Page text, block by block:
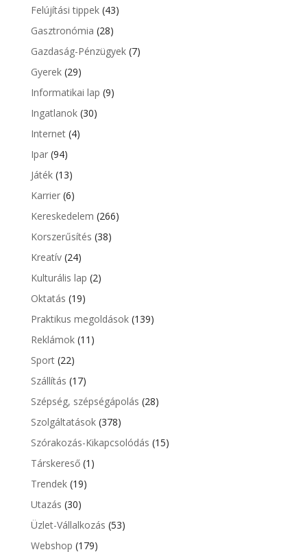
Felújítási tippek(43)
Gasztronómia (28)
Gazdaság-Pénzügyek(7)
Gyerek(29)
Informatikai lap (9)
Ingatlanok(30)
Internet(4)
Ipar(94)
Játék(13)
Karrier(6)
Kereskedelem (266)
Korszerűsítés (38)
Kreatív(24)
Kulturális lap (2)
Oktatás (19)
Praktikus megoldások(139)
Reklámok(11)
Sport(22)
Szállítás (17)
Szépség, szépségápolás (28)
Szolgáltatások(378)
Szórakozás-Kikapcsolódás (15)
Társkereső(1)
Trendek(19)
Utazás (30)
Üzlet-Vállalkozás (53)
Webshop (179)